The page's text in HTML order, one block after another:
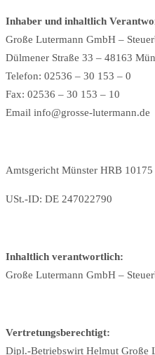
Inhaber und inhaltlich
Große Lutermann GmbH –
Dülmener Straße 33 – 48163
Telefon: 02536 – 30 153 – 0
Fax: 02536 – 30 153 – 10
Email info@grosse-lutermann.de
Amtsgericht Münster HRB 10175
USt.-ID: DE 247022790
Inhaltlich verantwortlich:
Große Lutermann GmbH –
Vertretungsberechtigt:
Dipl.-Betriebswirt Helmut Große